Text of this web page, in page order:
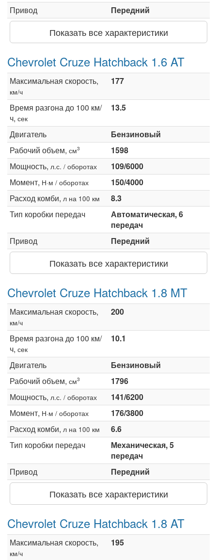
Привод
Передний
Показать все характеристики
Chevrolet Cruze Hatchback 1.6 AT
Максимальная скорость,
км/ч
177
Время разгона до 100 км/
ч, сек
13.5
Двигатель
Бензиновый
Рабочий объем, см3
1598
Мощность, л.с. / оборотах
109/6000
Момент, Н·м / оборотах
150/4000
Расход комби, л на 100 км
8.3
Тип коробки передач
Автоматическая, 6
передач
Привод
Передний
Показать все характеристики
Chevrolet Cruze Hatchback 1.8 MT
Максимальная скорость,
км/ч
200
Время разгона до 100 км/
ч, сек
10.1
Двигатель
Бензиновый
Рабочий объем, см3
1796
Мощность, л.с. / оборотах
141/6200
Момент, Н·м / оборотах
176/3800
Расход комби, л на 100 км
6.6
Тип коробки передач
Механическая, 5
передач
Привод
Передний
Показать все характеристики
Chevrolet Cruze Hatchback 1.8 AT
Максимальная скорость,
км/ч
195